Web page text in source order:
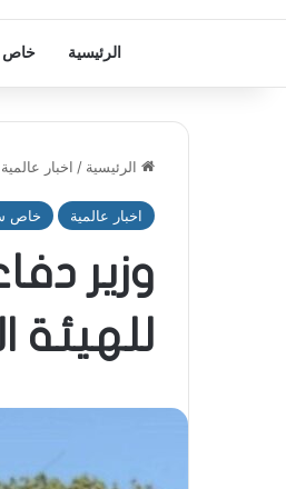
الرئيسية خاص
الرئيسية / اخبار عالمية
اخبار عالمية خاص
وزير
للهيئة